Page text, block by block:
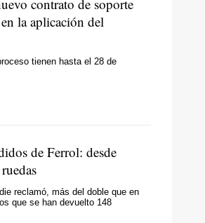
contrato de soporte
la aplicación del
tienen hasta el 28 de
de Ferrol: desde
reclamó, más del doble que en
que se han devuelto 148